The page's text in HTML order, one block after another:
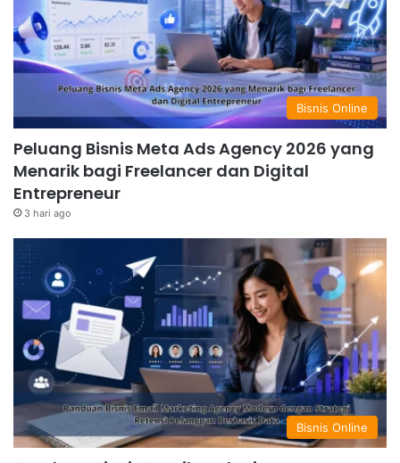
target pasar, dan strategi pemasaran yang efektif akan
meningkatkan peluang kesuksesan Anda. Jangan takut
untuk bereksperimen dan berinovasi untuk
menemukan keunikan bisnis Anda. Selamat berjuang
dan semoga sukses!
Bisnis Online
Peluang Bisnis Meta Ads Agency 2026 yang
Menarik bagi Freelancer dan Digital
Entrepreneur
3 hari ago
Bisnis Online